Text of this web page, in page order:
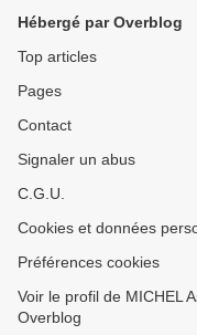
Hébergé par Overblog
Top articles
Pages
Contact
Signaler un abus
C.G.U.
Cookies et données
Préférences cookies
Voir le profil de MICHEL
Overblog